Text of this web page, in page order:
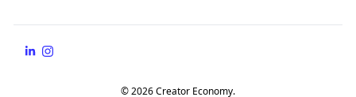
© 2026 Creator Economy.